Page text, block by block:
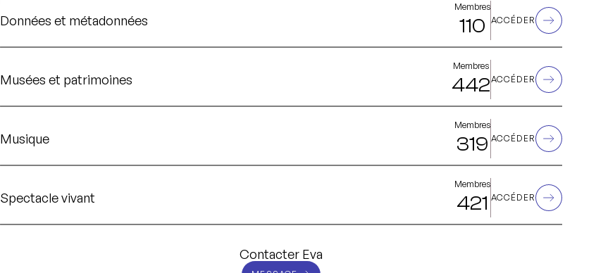
Données et métadonnées
Membres
110 ACCÉDER
Musées et patrimoines
Membres
442ACCÉDER
Musique
Membres
319 ACCÉDER
Spectacle vivant
Membres
421 ACCÉDER
Contacter Eva